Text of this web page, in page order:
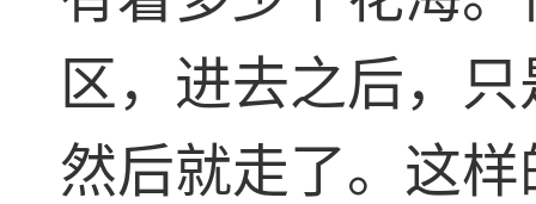
区，进去之后，
然后就走了。这